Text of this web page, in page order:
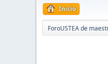
Inicio
ForoUSTEA de